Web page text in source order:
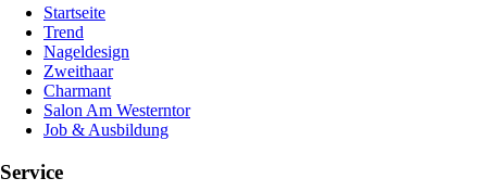
Startseite
Trend
Nageldesign
Zweithaar
Charmant
Salon Am Westerntor
Job & Ausbildung
Service